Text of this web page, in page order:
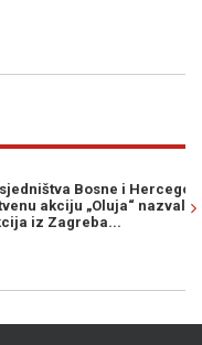
Bosne i Hercegovine
„Oluja“ nazvala